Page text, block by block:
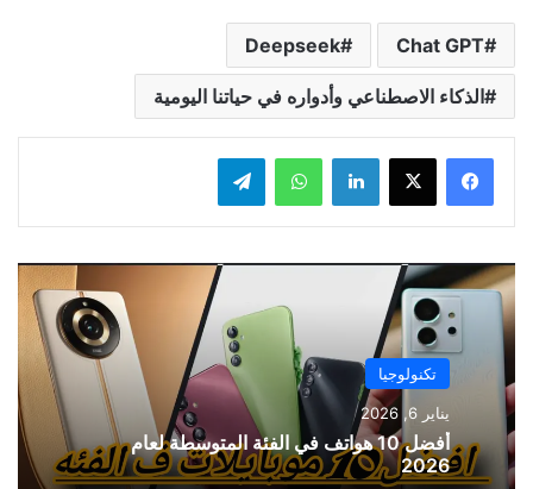
Chat GPT
Deepseek
الذكاء الاصطناعي وأدواره في حياتنا اليومية
لينكدإن واتساب
تكنولوجيا
يناير 6, 2026
أفضل 10 هواتف في الفئة المتوسطة لعام
2026